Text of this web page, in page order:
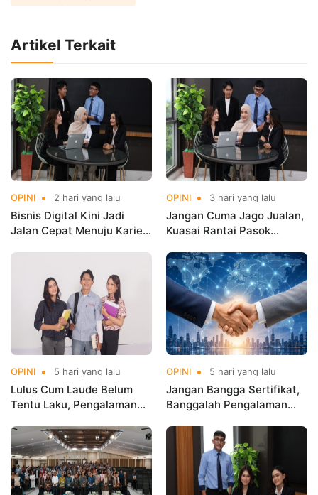
Artikel Terkait
OPINI 2 hari yang lalu
Bisnis Digital Kini Jadi
Jalan Cepat Menuju Karier
OPINI 3 hari yang lalu
Jangan Cuma Jago Jualan,
Kuasai Rantai Pasok
OPINI 5 hari yang lalu
Lulus Cum Laude Belum
Tentu Laku, Pengalaman
OPINI 5 hari yang lalu
Jangan Bangga Sertifikat,
Banggalah Pengalaman